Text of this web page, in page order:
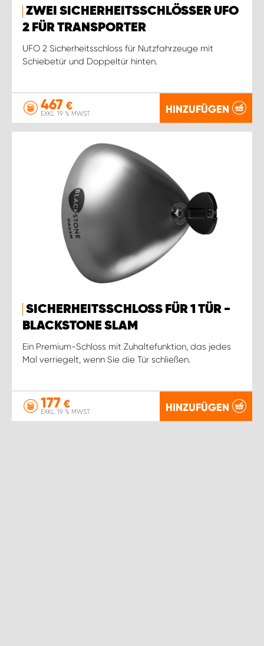
ZWEI SICHERHEITSSCHLÖSSER UFO
2 FÜR TRANSPORTER
UFO 2 Sicherheitsschloss für Nutzfahrzeuge mit
Schiebetür und Doppeltür hinten.
467 €
EXKL. 19 % MWST. HINZUFÜGEN
SICHERHEITSSCHLOSS FÜR 1 TÜR -
BLACKSTONE SLAM
Ein Premium-Schloss mit Zuhaltefunktion, das jedes
Mal verriegelt, wenn Sie die Tür schließen.
177 €
EXKL. 19 % MWST. HINZUFÜGEN